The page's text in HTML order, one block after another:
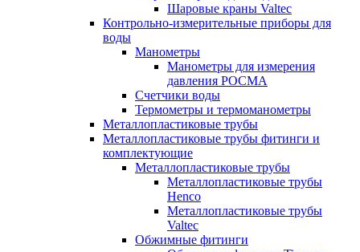
Шаровые краны Valtec
Контрольно-измерительные приборы для
воды
Манометры
Манометры для измерения
давления РОСМА
Счетчики воды
Термометры и термоманометры
Металлопластиковые трубы
Металлопластиковые трубы фитинги и
комплектующие
Металлопластиковые трубы
Металлопластиковые трубы
Henco
Металлопластиковые трубы
Valtec
Обжимные фитинги